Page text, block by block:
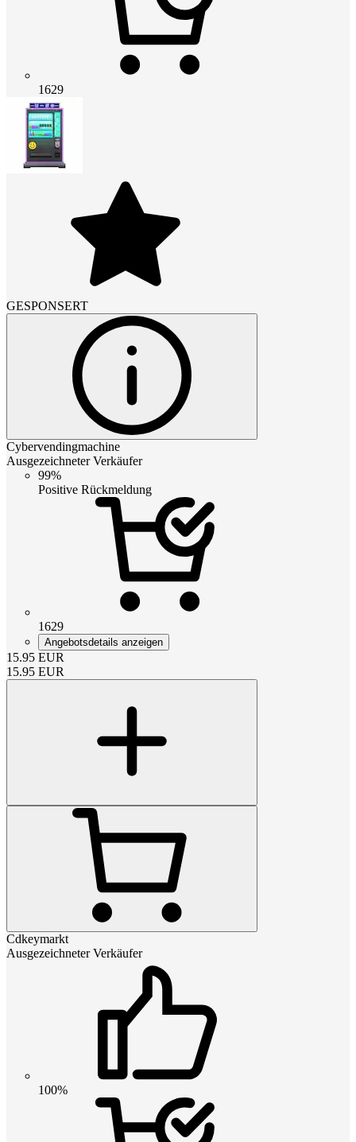
1629
GESPONSERT
Cybervendingmachine
Ausgezeichneter Verkäufer
99%
Positive Rückmeldung
1629
Angebotsdetails anzeigen
15.95 EUR
15.95 EUR
Cdkeymarkt
Ausgezeichneter Verkäufer
100%